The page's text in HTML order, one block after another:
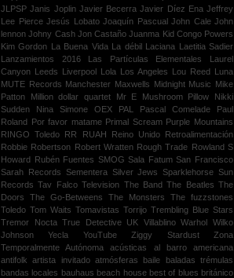
JLPSP Janis Joplin Javier Becerra Javier Díez Ena Jeffrey
Lee Pierce Jesús Lobato Joaquín Pascual John Cale John
lennon Johny Cash Jon Castaño Juanma Kid Congo Powers
Kim Gordon La Buena Vida La débil Laciana Laetitia Sadier
Lanzamientos 2016
Las Partículas Elementales
Laurel
Canyon Leeds Liverpool Lola Los Angeles Lou Reed Luna
MUTE Records Manchester Maxwells Midnight Music Mike
Patton
Million dollar quartet Mr E Mushroom Pillow
Nikki
Sudden
Nina Simone OEX PAL Pascal Comelade
Paul
Roland Por favor matame Primal Scream Purple Mountains
RINGO Toledo RR RUAH Reino Unido Retroalimentación
Robbie Robertson Robert Wratten Rough Trade Rowland S
Howard Rubén Fuentes SMOG Sala Fatum San Francisco
Sarah Records
Sementera Silver Jews Sparklehorse Sun
Records Tav Falco Television The Band The Beatles The
Doors
The Go-Betweens The Monsters
The fuzzstones
Toledo Tom Waits Tomavistas Torrijo Trembling Blue Stars
Tremor Nocta True Detective UK Villablino Warhol Wilko
Johnson
Yecla YouTube Ziggy Stardust
Zona
Temporalmente Autónoma
acústicas al barro
americana
antifolk
artista invitado atmósferas baile
baladas trémulas
bandas locales bauhaus beach house best of blues británico